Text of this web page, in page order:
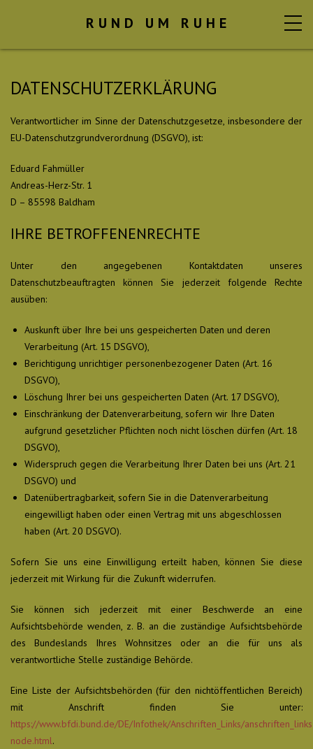
RUND UM RUHE
DATENSCHUTZERKLÄRUNG
Verantwortlicher im Sinne der Datenschutzgesetze, insbesondere der
EU-Datenschutzgrundverordnung (DSGVO), ist:
Eduard Fahmüller
Andreas-Herz-Str. 1
D – 85598 Baldham
IHRE BETROFFENENRECHTE
Unter den angegebenen Kontaktdaten unseres
Datenschutzbeauftragten können Sie jederzeit folgende Rechte
ausüben:
Auskunft über Ihre bei uns gespeicherten Daten und deren
Verarbeitung (Art. 15 DSGVO),
Berichtigung unrichtiger personenbezogener Daten (Art. 16
DSGVO),
Löschung Ihrer bei uns gespeicherten Daten (Art. 17 DSGVO),
Einschränkung der Datenverarbeitung, sofern wir Ihre Daten
aufgrund gesetzlicher Pflichten noch nicht löschen dürfen (Art. 18
DSGVO),
Widerspruch gegen die Verarbeitung Ihrer Daten bei uns (Art. 21
DSGVO) und
Datenübertragbarkeit, sofern Sie in die Datenverarbeitung
eingewilligt haben oder einen Vertrag mit uns abgeschlossen
haben (Art. 20 DSGVO).
Sofern Sie uns eine Einwilligung erteilt haben, können Sie diese
jederzeit mit Wirkung für die Zukunft widerrufen.
Sie können sich jederzeit mit einer Beschwerde an eine
Aufsichtsbehörde wenden, z. B. an die zuständige Aufsichtsbehörde
des Bundeslands Ihres Wohnsitzes oder an die für uns als
verantwortliche Stelle zuständige Behörde.
Eine Liste der Aufsichtsbehörden (für den nichtöffentlichen Bereich)
mit Anschrift finden Sie unter:
https://www.bfdi.bund.de/DE/Infothek/Anschriften_Links/
node.html.